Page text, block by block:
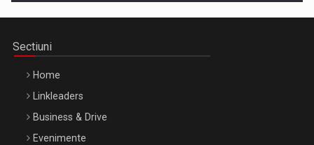
Sectiuni
Home
Linkleaders
Business & Drive
Evenimente